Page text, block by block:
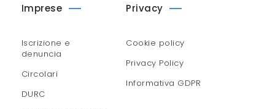
Imprese
Iscrizione e
denuncia
Circolari
DURC
Privacy
Cookie policy
Privacy Policy
Informativa GDPR